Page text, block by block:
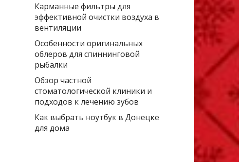
Карманные фильтры для
эффективной очистки воздуха в
вентиляции
Особенности оригинальных
облеров для спиннинговой
рыбалки
Обзор частной
стоматологической клиники и
подходов к лечению зубов
Как выбрать ноутбук в Донецке
для дома